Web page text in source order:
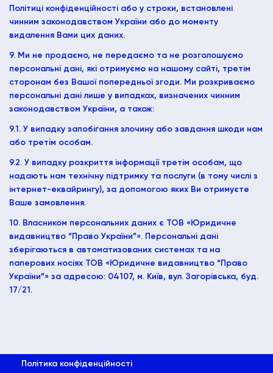
Політиці конфіденційності або у строки, встановлені
чинним законодавством України або до моменту
видалення Вами цих даних.
9. Ми не продаємо, не передаємо та не розголошуємо
персональні дані, які отримуємо на нашому сайті, третім
сторонам без Вашої попередньої згоди. Ми розкриваємо
персональні дані лише у випадках, визначених чинним
законодавством України, а також:
9.1. У випадку запобігання злочину або завдання шкоди нам
або третім особам.
9.2. У випадку розкриття інформації третім особам, що
надають нам технічну підтримку та послуги (в тому числі з
інтернет-еквайрингу), за допомогою яких Ви отримуєте
Ваше замовлення.
10. Власником персональних даних є ТОВ «Юридичне
видавництво “Право України”». Персональні дані
зберігаються в автоматизованих системах та на
паперових носіях ТОВ «Юридичне видавництво “Право
України”» за адресою: 04107, м. Київ, вул. Загорівська, буд.
17/21.
Політика конфіденційності